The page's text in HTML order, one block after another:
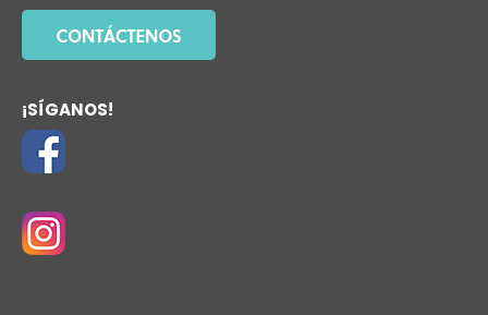
¡SÍGANOS!